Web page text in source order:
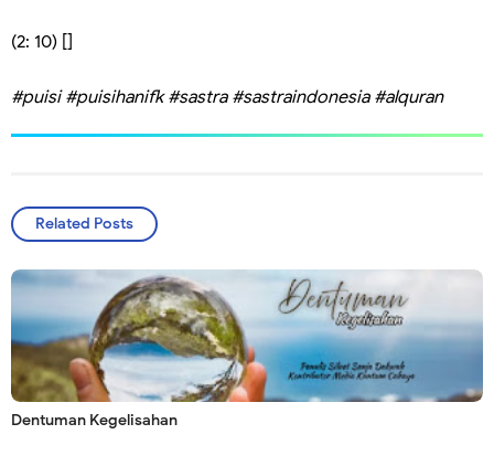
(2: 10) []
#puisi #puisihanifk #sastra #sastraindonesia #alquran
Related Posts
Dentuman Kegelisahan